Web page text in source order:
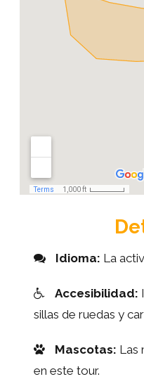
Idioma: La
Accesibilidad:
sillas de ruedas y
Mascotas: Las
en este tour.